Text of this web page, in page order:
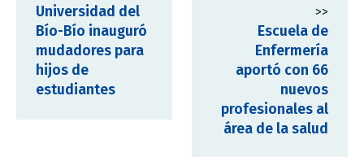
Universidad del
Bío-Bío inauguró
mudadores para
hijos de
estudiantes
>>
Escuela de
Enfermería
aportó con 66
nuevos
profesionales al
área de la salud